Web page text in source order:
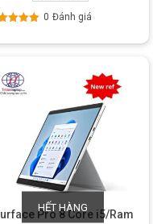
0 Đánh giá
HẾT HÀNG
Pro 8 Core i5/Ram